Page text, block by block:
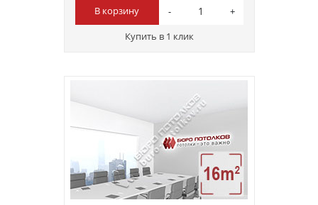
В корзину
Купить в 1 клик